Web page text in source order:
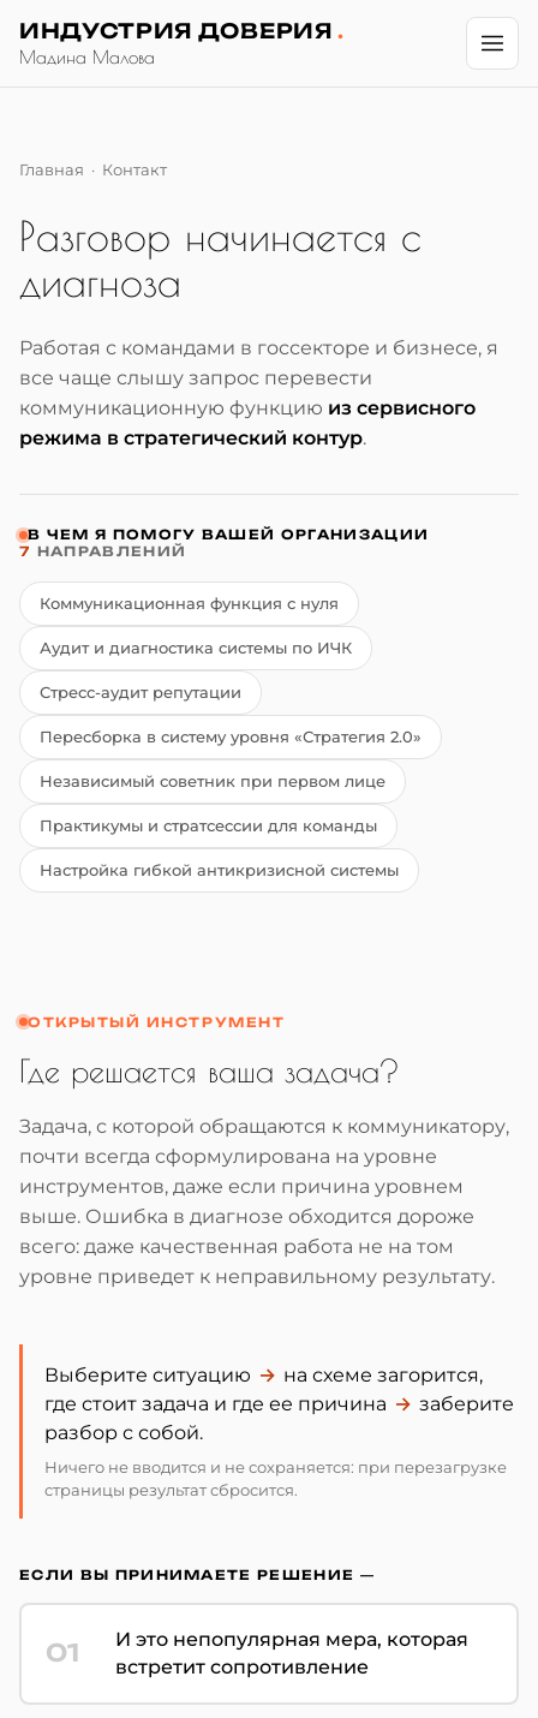
ИНДУСТРИЯ ДОВЕРИЯ .
Мадина Малова
Главная · Контакт
Разговор начинается с
диагноза
Работая с командами в госсекторе и бизнесе, я
все чаще слышу запрос перевести
коммуникационную функцию из сервисного
режима в стратегический контур.
В ЧЕМ Я ПОМОГУ ВАШЕЙ ОРГАНИЗАЦИИ
7 НАПРАВЛЕНИЙ
Коммуникационная функция с нуля
Аудит и диагностика системы по ИЧК
Стресс-аудит репутации
Пересборка в систему уровня «Стратегия 2.0»
Независимый советник при первом лице
Практикумы и стратсессии для команды
Настройка гибкой антикризисной системы
ОТКРЫТЫЙ ИНСТРУМЕНТ
Где решается ваша задача?
Задача, с которой обращаются к коммуникатору,
почти всегда сформулирована на уровне
инструментов, даже если причина уровнем
выше. Ошибка в диагнозе обходится дороже
всего: даже качественная работа не на том
уровне приведет к неправильному результату.
Выберите ситуацию → на схеме загорится,
где стоит задача и где ее причина → заберите
разбор с собой.
Ничего не вводится и не сохраняется: при перезагрузке
страницы результат сбросится.
ЕСЛИ ВЫ ПРИНИМАЕТЕ РЕШЕНИЕ —
01
И это непопулярная мера, которая
встретит сопротивление